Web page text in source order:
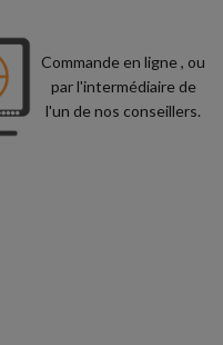
Commande en ligne , ou
par l'intermédiaire de
l'un de nos conseillers.